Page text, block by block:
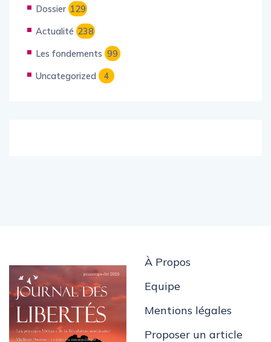
Dossier 129
Actualité 238
Les fondements 99
Uncategorized
4
À Propos
Equipe
Mentions légales
Proposer un article